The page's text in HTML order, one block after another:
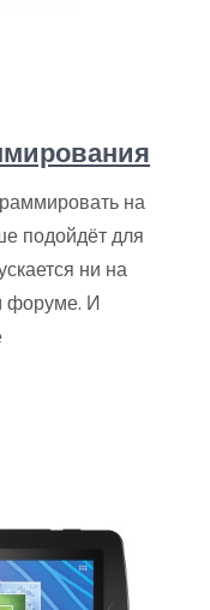
на
подойдёт для
ни на
форуме. И